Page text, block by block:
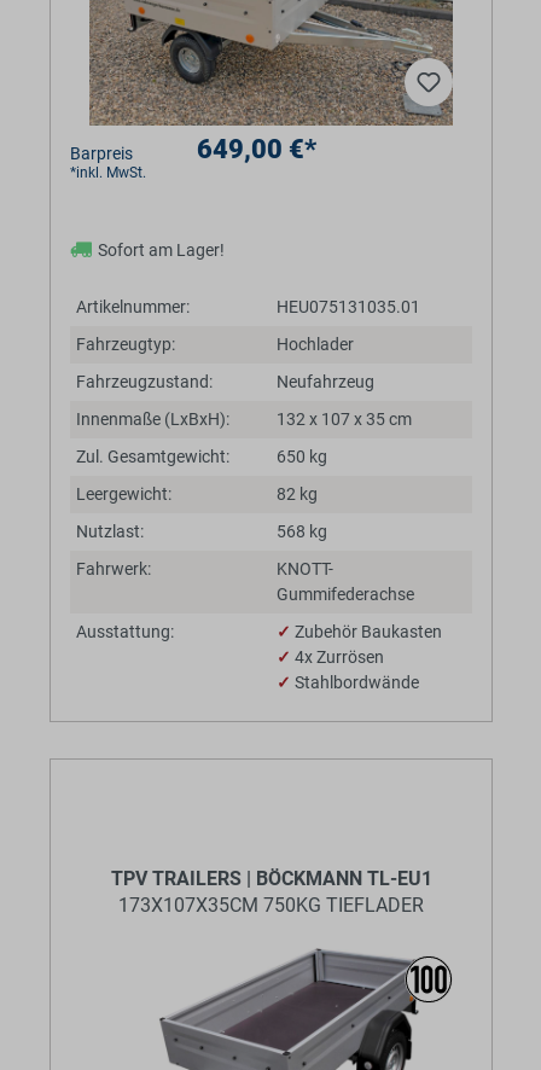
Barpreis 649,00 €*
*inkl. MwSt.
Sofort am Lager!
Artikelnummer:
HEU075131035.01
Fahrzeugtyp:
Hochlader
Fahrzeugzustand:
Neufahrzeug
Innenmaße (LxBxH):
132 x 107 x 35 cm
Zul. Gesamtgewicht:
650 kg
Leergewicht:
82 kg
Nutzlast:
568 kg
Fahrwerk:
KNOTT-
Gummifederachse
Ausstattung:
✓ Zubehör Baukasten
✓ 4x Zurrösen
✓ Stahlbordwände
TPV TRAILERS | BÖCKMANN TL-EU1
173X107X35CM 750KG TIEFLADER